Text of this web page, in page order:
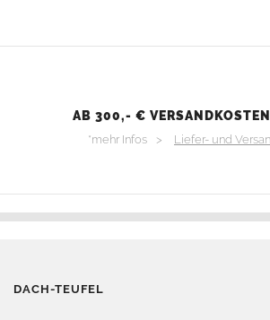
AB 300,- €
*mehr Infos > Liefer- und
DACH-TEUFEL